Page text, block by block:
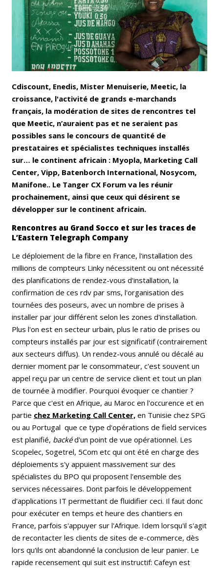
Email Facebook LinkedIn
Bluesky Whatsapp
Cdiscount, Enedis, Mister Menuiserie, Meetic, la
croissance, l'activité de grands e-marchands
français, la modération de sites de rencontres tel
que Meetic, n’auraient pas et ne seraient pas
possibles sans le concours de quantité de
prestataires et spécialistes techniques installés
sur… le continent africain : Myopla, Marketing Call
Center, Vipp, Batenborch International, Nosycom,
Manifone.. Le Tanger CX Forum va les réunir
prochainement, ainsi que ceux qui désirent se
développer sur le continent africain.
Rencontres au Grand Socco et sur les traces de
L’Eastern Telegraph Company
Le déploiement de la fibre en France, l'installation des
millions de compteurs Linky nécessitent ou ont nécessité
des planifications de rendez-vous d'installation, la
confirmation de ces rdv par sms, l'organisation des
tournées des poseurs, avec un nombre de prises à
installer par jour différent selon les zones d'installation.
Plus l'on est en secteur urbain, plus le ratio de prises ou
compteurs installés par jour est significatif (contrairement
aux secteurs diffus). Un rendez-vous annulé ou décalé au
dernier moment par le consommateur, c'est souvent un
appel reçu par un centre de service client et tout un plan
de tournée à modifier. Pourquoi évoquer ce chantier ?
Parce que c'est en Afrique, au Maroc en l'occurence et en
partie chez Marketing Call Center, en Tunisie chez SPG
ou au Portugal que ce type d'opérations de field services
est planifié, backéd'un point de vue opérationnel. Les
Scopelec, Sogetrel, 5Com etc qui ont été en charge des
déploiements s'y appuient massivement sur des
spécialistes du BPO qui proposent l'ensemble des
services nécessaires. Dont parfois le développement
d'applications IT permettant de fluidifier ceci. Il faut donc
pour exécuter en temps et heure des chantiers en
France, parfois s'appuyer sur l'Afrique. Idem lorsqu'il s'agit
de recontacter les clients de sites de e-commerce, dès
lors qu'ils ont abandonné la conclusion de leur panier. Le
rapide recensement qui suit est instructif: Cafeyn est